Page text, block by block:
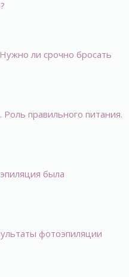
ли срочно бросать
Роль правильного питания.
была
фотоэпиляции